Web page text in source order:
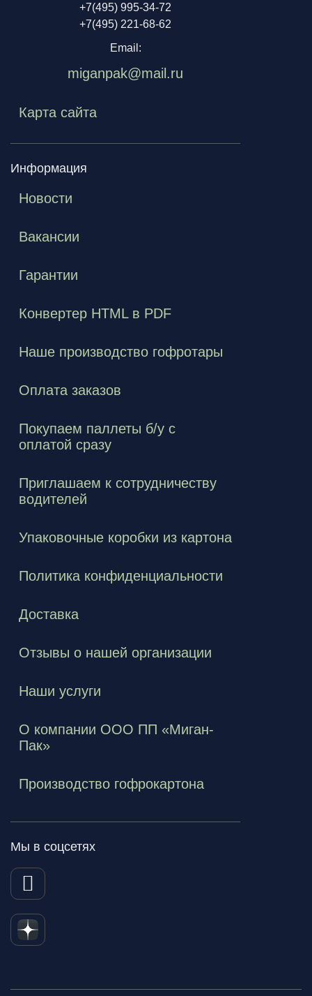
+7(495) 995-34-72
+7(495) 221-68-62
Email:
miganpak@mail.ru
Карта сайта
Информация
Новости
Вакансии
Гарантии
Конвертер HTML в PDF
Наше производство гофротары
Оплата заказов
Покупаем паллеты б/у с
оплатой сразу
Приглашаем к сотрудничеству
водителей
Упаковочные коробки из картона
Политика конфиденциальности
Доставка
Отзывы о нашей организации
Наши услуги
О компании ООО ПП «Миган-
Пак»
Производство гофрокартона
Мы в соцсетях